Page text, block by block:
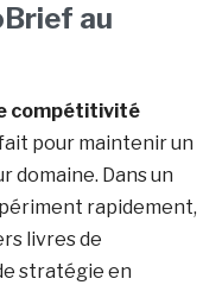
au
compétitivité
pour maintenir un
domaine. Dans un
rapidement,
livres de
stratégie en